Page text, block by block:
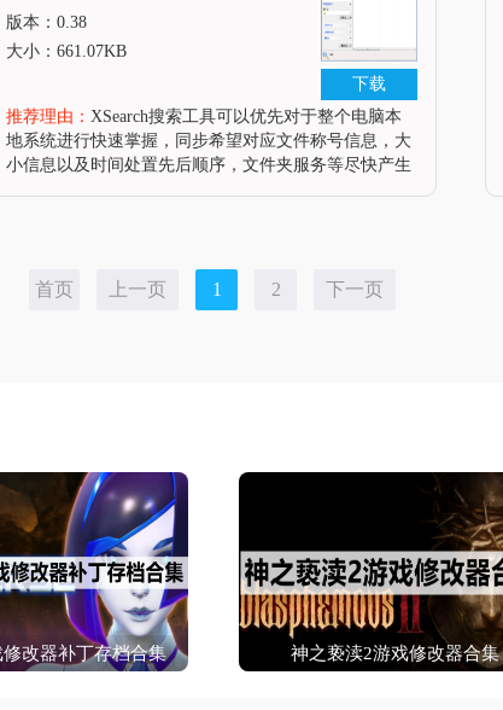
的单位格并展示地点行50列之内的内容2个版本，一个
挪用EXCEL
下载
版本：0.38
大小：661.07KB
推荐理由： XSearch搜索工具可以优先对于整个电脑本
地系统进行快速掌握，同步希望对应文件称号信息，大
小信息以及时间处置先后顺序，文件夹服务等尽快产生
搜刮东西。2、它的任务技巧经典： 没有索引服务不竭
首页 上一页 1 2 下一页
修改器补丁存档合集 神之亵渎2游戏修改器合集